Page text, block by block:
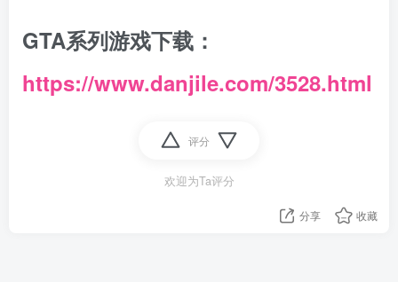
GTA系列游戏下载：
https://www.danjile.com/3528.html
评分
欢迎为Ta评分
分享 收藏